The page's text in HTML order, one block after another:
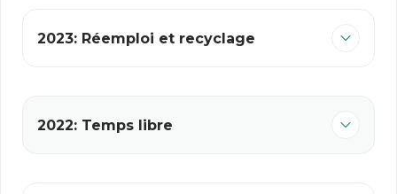
2023: Réemploi et recyclage
2022: Temps libre